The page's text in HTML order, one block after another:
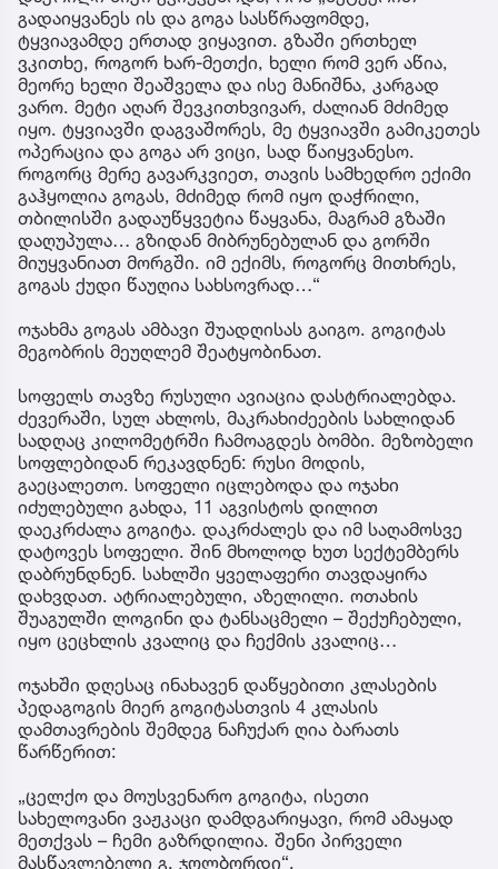
გადაიყვანეს ის და გოგა სასწრაფომდე,
ტყვიავამდე ერთად ვიყავით. გზაში ერთხელ
ვკითხე, როგორ ხარ-მეთქი, ხელი რომ ვერ აწია,
მეორე ხელი შეაშველა და ისე მანიშნა, კარგად
ვარო. მეტი აღარ შევკითხვივარ, ძალიან მძიმედ
იყო. ტყვიავში დაგვაშორეს, მე ტყვიავში გამიკეთეს
ოპერაცია და გოგა არ ვიცი, სად წაიყვანესო.
როგორც მერე გავარკვიეთ, თავის სამხედრო ექიმი
გაჰყოლია გოგას, მძიმედ რომ იყო დაჭრილი,
თბილისში გადაუწყვეტია წაყვანა, მაგრამ გზაში
დაღუპულა… გზიდან მიბრუნებულან და გორში
მიუყვანიათ მორგში. იმ ექიმს, როგორც მითხრეს,
გოგას ქუდი წაუღია სახსოვრად…“
ოჯახმა გოგას ამბავი შუადღისას გაიგო. გოგიტას
მეგობრის მეუღლემ შეატყობინათ.
სოფელს თავზე რუსული ავიაცია დასტრიალებდა.
ძევერაში, სულ ახლოს, მაკრახიძეების სახლიდან
სადღაც კილომეტრში ჩამოაგდეს ბომბი. მეზობელი
სოფლებიდან რეკავდნენ: რუსი მოდის,
გაეცალეთო. სოფელი იცლებოდა და ოჯახი
იძულებული გახდა, 11 აგვისტოს დილით
დაეკრძალა გოგიტა. დაკრძალეს და იმ საღამოსვე
დატოვეს სოფელი. შინ მხოლოდ ხუთ სექტემბერს
დაბრუნდნენ. სახლში ყველაფერი თავდაყირა
დახვდათ. ატრიალებული, აზელილი. ოთახის
შუაგულში ლოგინი და ტანსაცმელი – შექუჩებული,
იყო ცეცხლის კვალიც და ჩექმის კვალიც…
ოჯახში დღესაც ინახავენ დაწყებითი კლასების
პედაგოგის მიერ გოგიტასთვის 4 კლასის
დამთავრების შემდეგ ნაჩუქარ ღია ბარათს
წარწერით:
„ცელქო და მოუსვენარო გოგიტა, ისეთი
სახელოვანი ვაჟკაცი დამდგარიყავი, რომ ამაყად
მეთქვას – ჩემი გაზრდილია. შენი პირველი
მასწავლებელი გ. ჯოლბორდი“.